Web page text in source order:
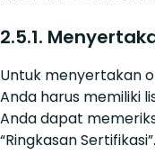
2.5.1.
Untuk menyertakan
Anda harus memiliki
Anda dapat
“Ringkasan Sertifikasi”.